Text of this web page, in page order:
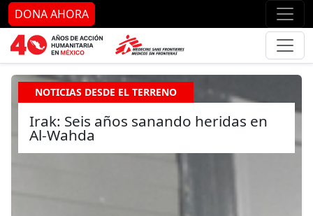
Ir al contenido principal Ir
DONA AHORA
NOTICIAS DESDE EL TERRENO
Irak: Seis años sanando heridas en
Al-Wahda